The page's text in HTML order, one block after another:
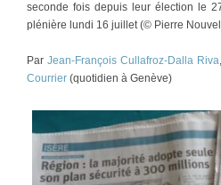
seconde fois depuis leur élection le
plénière lundi 16 juillet (© Pierre
Par Jean-François Cullafroz-Dalla Riva
Courrier (quotidien à Genève)